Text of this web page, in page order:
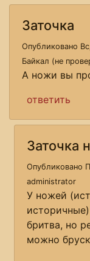
Заточка
Опубликовано
Байкал (не
А ножи вы
ответить
Заточка
Опубликовано
administrator
У ножей
бритва, но
можно